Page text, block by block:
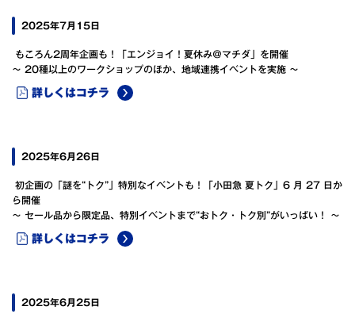
2025年7月15日
もころん2周年企画も！「エンジョイ！夏休み＠マチダ」を開催
～ 20種以上のワークショップのほか、地域連携イベントを実施 ～
詳しくはコチラ
2025年6月26日
初企画の「謎を“トク”」特別なイベントも！「小田急 夏トク」6 月 27 日か
ら開催
～ セール品から限定品、特別イベントまで“おトク・トク別”がいっぱい！ ～
詳しくはコチラ
2025年6月25日